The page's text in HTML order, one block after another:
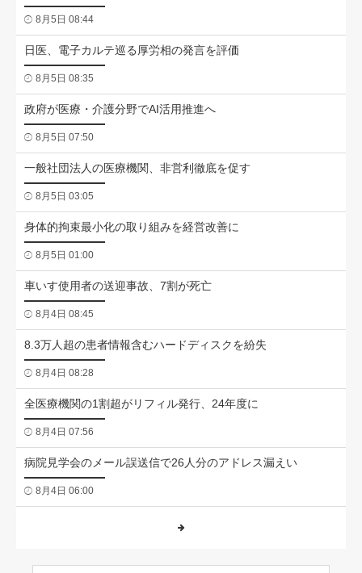
8月5日 08:44
日医、電子カルテ巡る厚労相の発言を評価
8月5日 08:35
政府が医療・介護分野でAI活用推進へ
8月5日 07:50
一般社団法人の医療機関、非営利徹底を促す
8月5日 03:05
身体的拘束最小化の取り組みを経営改善に
8月5日 01:00
車いす使用者の送迎事故、7割が死亡
8月4日 08:45
8.3万人超の患者情報含むハードディスクを紛失
8月4日 08:28
全医療機関の1割超がリフィル発行、24年度に
8月4日 07:56
病院見学会のメール誤送信で26人分のアドレス漏えい
8月4日 06:00